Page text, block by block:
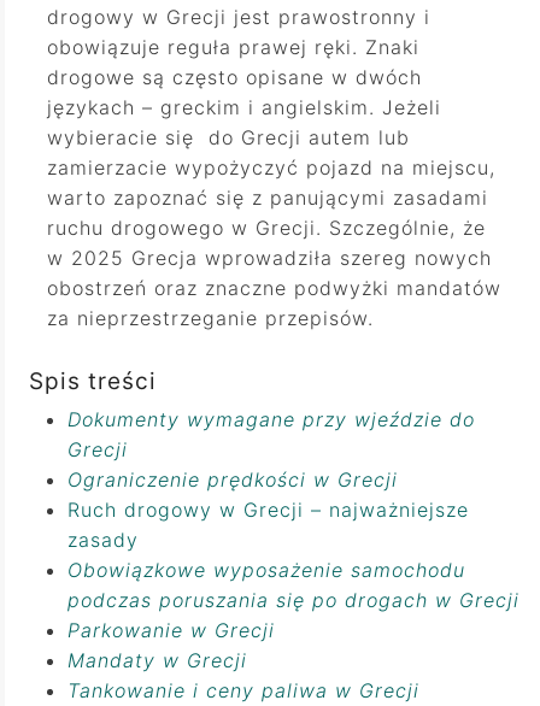
drogowy w Grecji jest prawostronny i
obowiązuje reguła prawej ręki. Znaki
drogowe są często opisane w dwóch
językach – greckim i angielskim. Jeżeli
wybieracie się do Grecji autem lub
zamierzacie wypożyczyć pojazd na miejscu,
warto zapoznać się z panującymi zasadami
ruchu drogowego w Grecji. Szczególnie, że
w 2025 Grecja wprowadziła szereg nowych
obostrzeń oraz znaczne podwyżki mandatów
za nieprzestrzeganie przepisów.
Spis treści
Dokumenty wymagane przy wjeździe do
Grecji
Ograniczenie prędkości w Grecji
Ruch drogowy w Grecji – najważniejsze
zasady
Obowiązkowe wyposażenie samochodu
podczas poruszania się po drogach w Grecji
Parkowanie w Grecji
Mandaty w Grecji
Tankowanie i ceny paliwa w Grecji